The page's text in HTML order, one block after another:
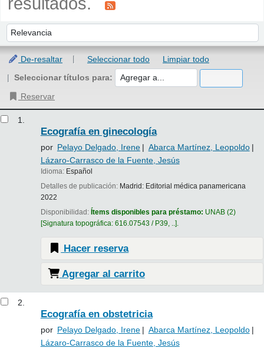
Ordenar por:
De-resaltar Seleccionar todo
Limpiar todo
Seleccionar títulos para:
Reservar
1.
Ecografía en ginecología
por Pelayo Delgado, Irene
Abarca Martínez, Leopoldo
Lázaro-Carrasco de la Fuente, Jesús
Idioma: Español
Detalles de publicación: Madrid: Editorial médica panamericana
2022
Disponibilidad: Ítems disponibles para préstamo: UNAB(2)
Signatura topográfica: 616.07543 / P39, .. .
Hacer reserva
Agregar al carrito
2.
Ecografía en obstetricia
por Pelayo Delgado, Irene
Abarca Martínez, Leopoldo
Lázaro-Carrasco de la Fuente, Jesús